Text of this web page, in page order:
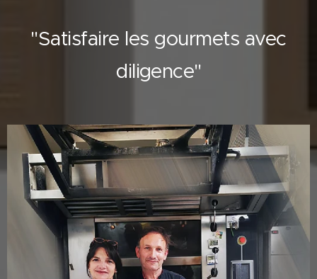
"Satisfaire les gourmets avec
diligence"